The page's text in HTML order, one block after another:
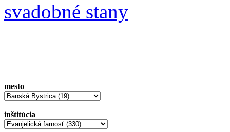
svadobné stany
mesto
inštitúcia